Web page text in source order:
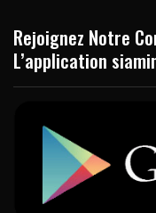
Rejoignez Notre
L’application